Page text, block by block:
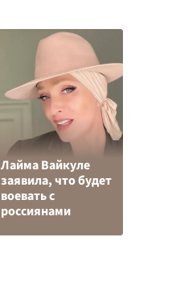
Лайма Вайкуле
заявила, что будет
воевать с
россиянами